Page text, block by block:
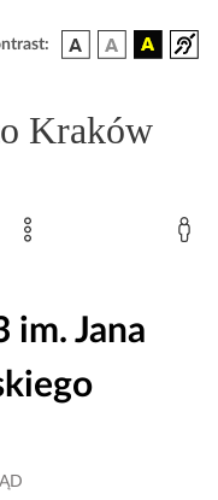
Kraków
im. Jana